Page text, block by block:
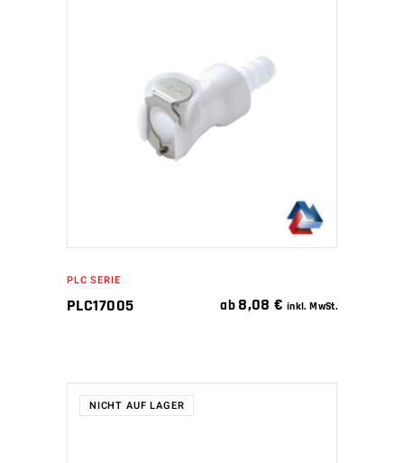
IN DEN WARENKORB
PLC SERIE
PLC17005 ab 8,08€ inkl. MwSt.
NICHT AUF LAGER